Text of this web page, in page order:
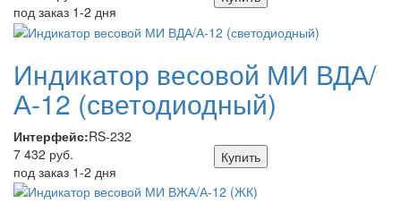
под заказ 1-2 дня
Индикатор весовой МИ ВДА/
А-12 (светодиодный)
Интерфейс:RS-232
7 432 руб.
под заказ 1-2 дня
Купить